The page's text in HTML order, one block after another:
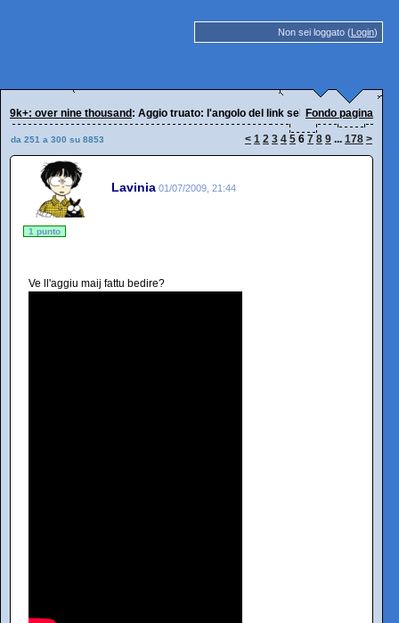
Non sei loggato (Login)
9k+: over nine thousand : Aggio truato: l'angolo del link selvaggioFondo pagina
da 251 a 300 su 8853 < 1 2 3 4 5 6 7 8 9 ... 178 >
Lavinia 01/07/2009, 21:44
1 punto
Ve ll'aggiu maij fattu bedire?